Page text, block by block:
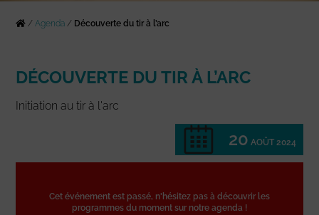
/Agenda / Découverte du tir à l’arc
DÉCOUVERTE DU TIR À L’ARC
Initiation au tir à l'arc
20 AOÛT 2024
Cet événement est passé, n'hésitez pas à découvrir les
programmes du moment sur notre agenda !